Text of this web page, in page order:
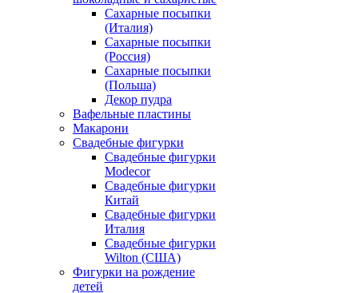
Сахарные посыпки
(Италия)
Сахарные посыпки
(Россия)
Сахарные посыпки
(Польша)
Декор пудра
Вафельные пластины
Макарони
Свадебные фигурки
Свадебные фигурки
Modecor
Свадебные фигурки
Китай
Свадебные фигурки
Италия
Свадебные фигурки
Wilton (США)
Фигурки на рождение
детей